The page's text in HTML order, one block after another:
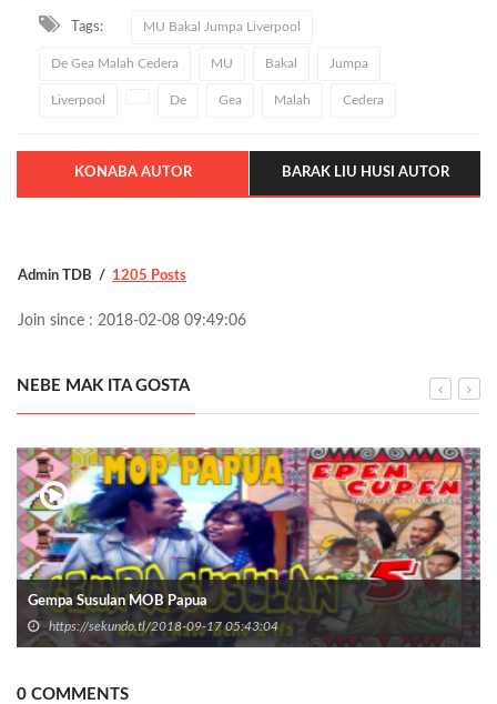
Tags: MU Bakal Jumpa Liverpool
De Gea Malah Cedera MU Bakal Jumpa
Liverpool De Gea Malah Cedera
KONABA AUTOR BARAK LIU HUSI AUTOR
Admin TDB 1205 Posts
Join since : 2018-02-08 09:49:06
NEBE MAK ITA GOSTA
Gempa Susulan MOB Papua
https://sekundo.tl/2018-09-17 05:43:04
0 COMMENTS